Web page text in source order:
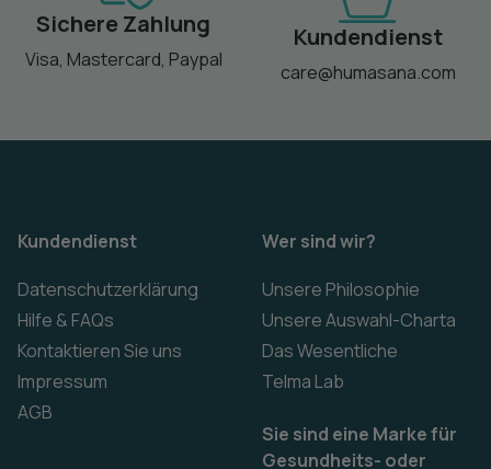
Sichere Zahlung
Visa, Mastercard, Paypal
Kundendienst
care@humasana.com
Kundendienst
Datenschutzerklärung
Hilfe & FAQs
Kontaktieren Sie uns
Impressum
AGB
Wer sind wir?
Unsere Philosophie
Unsere Auswahl-Charta
Das Wesentliche
Telma Lab
Sie sind eine Marke für
Gesundheits- oder